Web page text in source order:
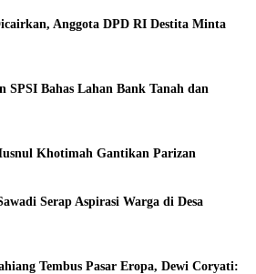
Anggota DPD RI Destita Minta
SPSI Bahas Lahan Bank Tanah dan
Khotimah Gantikan Parizan
Serap Aspirasi Warga di Desa
Tembus Pasar Eropa, Dewi Coryati: